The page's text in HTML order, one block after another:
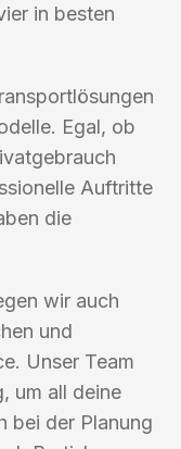
in besten
Egal, ob
Auftritte
die
wir auch
und
Unser Team
um all deine
bei der Planung